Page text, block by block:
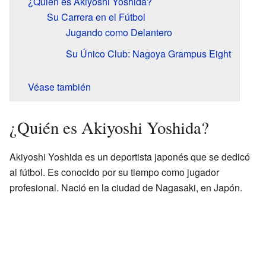
Su Carrera en el Fútbol
Jugando como Delantero
Su Único Club: Nagoya Grampus Eight
Véase también
¿Quién es Akiyoshi Yoshida?
Akiyoshi Yoshida es un deportista japonés que se dedicó
al fútbol. Es conocido por su tiempo como jugador
profesional. Nació en la ciudad de Nagasaki, en Japón.